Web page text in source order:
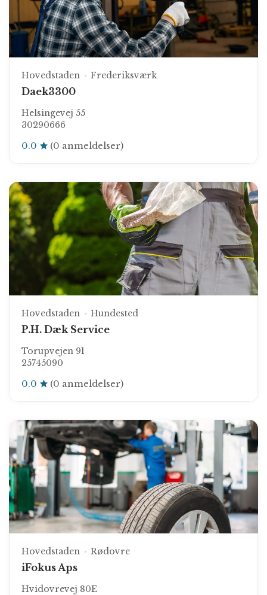
Hovedstaden Frederiksværk
Daek3300
Helsingevej 55
30290666
0.0 (0 anmeldelser)
Hovedstaden Hundested
P.H. Dæk Service
Torupvejen 91
25745090
0.0 (0 anmeldelser)
Hovedstaden Rødovre
iFokus Aps
Hvidovrevej 80E